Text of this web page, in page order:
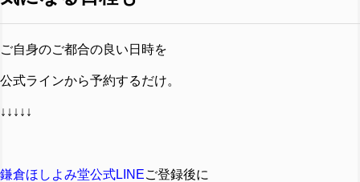
ご自身のご都合の良い日時を
公式ラインから予約するだけ。
↓↓↓↓↓
鎌倉ほしよみ堂公式LINEご登録後に